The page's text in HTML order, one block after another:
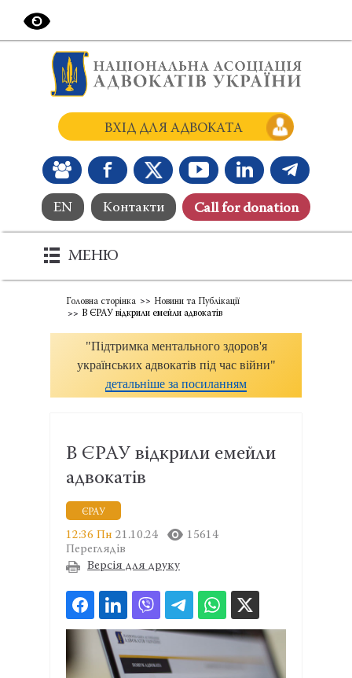
EN Контакти Сall for donation
ВХІД ДЛЯ АДВОКАТА
МЕНЮ
Головна сторінка
Новини та Публікації
В ЄРАУ відкрили емейли адвокатів
"Підтримка ментального здоров'я
українських адвокатів під час війни"
детальніше за посиланням
В ЄРАУ відкрили емейли
адвокатів
ЄРАУ
12:36 Пн 21.10.24
15614
Переглядів
Версія для друку